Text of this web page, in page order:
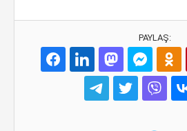
PAYLAŞ: